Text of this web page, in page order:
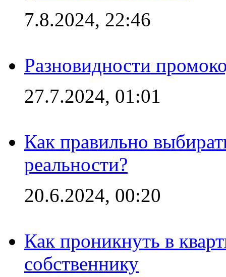
7.8.2024, 22:46
Разновидности
27.7.2024, 01:01
Как правильно
реальности?
20.6.2024, 00:20
Как проникнуть в
собственнику